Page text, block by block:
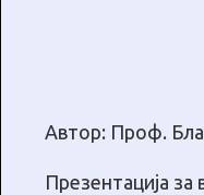
Автор: Проф.
Презентација